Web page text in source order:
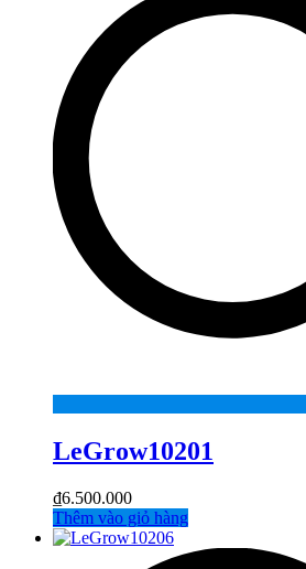
LeGrow10201
₫6.500.000
Thêm vào giỏ hàng